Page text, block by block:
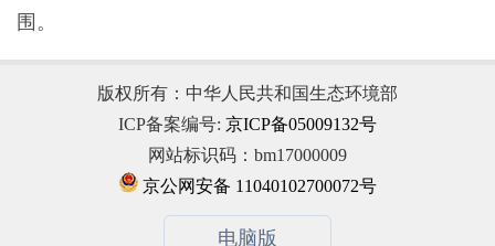
围。
版权所有：中华人民共和国生态环境部
ICP备案编号: 京ICP备05009132号
网站标识码：bm17000009
京公网安备 11040102700072号
电脑版